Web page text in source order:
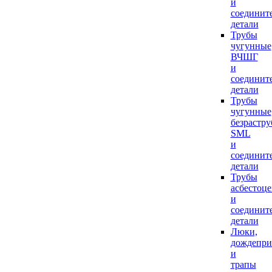
и
детали
Трубы
чугунные
ВЧШГ
и
детали
Трубы
чугунные
SML
и
детали
Трубы
и
детали
Люки,
и
трапы